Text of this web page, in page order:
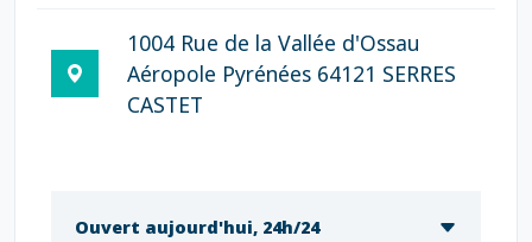
1004 Rue de la Vallée d'Ossau
Aéropole Pyrénées 64121 SERRES
CASTET
Ouvert aujourd'hui, 24h/24